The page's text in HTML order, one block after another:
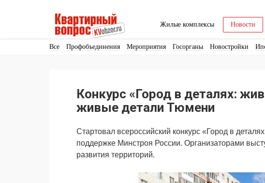
Жилые комплексы Новости
Все Профобъединения Мероприятия Госорганы Новостройки
Конкурс «Город в деталях:
живые детали Тюмени
Стартовал всероссийский конкурс «Город в
поддержке Минстроя России. Организаторами
развития территорий.